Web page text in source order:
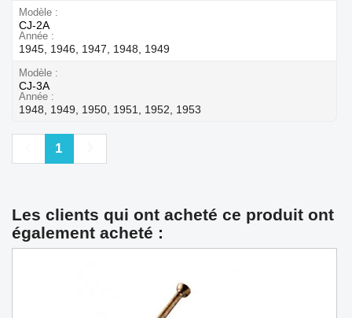
Modèle
CJ-2A
Année
1945, 1946, 1947, 1948, 1949
Modèle
CJ-3A
Année
1948, 1949, 1950, 1951, 1952, 1953
Précédent
1
Les clients qui ont acheté ce produit ont
également acheté :